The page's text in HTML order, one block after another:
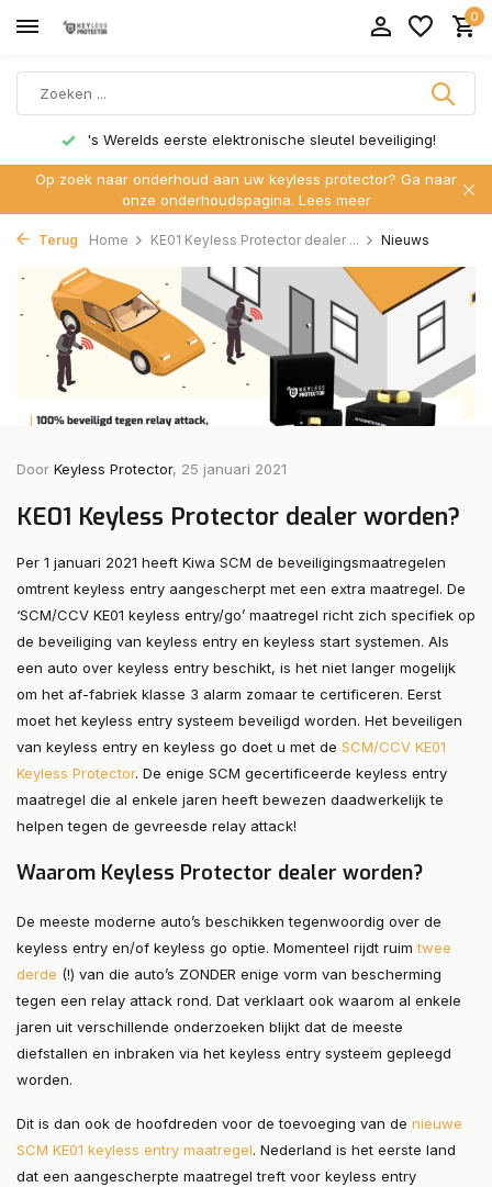
0
's Werelds eerste elektronische sleutel beveiliging!
Op zoek naar onderhoud aan uw keyless protector? Ga naar
onze onderhoudspagina. Lees meer
Terug Home KE01 Keyless Protector dealer ... Nieuws
Door Keyless Protector, 25 januari 2021
KE01 Keyless Protector dealer worden?
Per 1 januari 2021 heeft Kiwa SCM de beveiligingsmaatregelen
omtrent keyless entry aangescherpt met een extra maatregel. De
‘SCM/CCV KE01 keyless entry/go’ maatregel richt zich specifiek op
de beveiliging van keyless entry en keyless start systemen. Als
een auto over keyless entry beschikt, is het niet langer mogelijk
om het af-fabriek klasse 3 alarm zomaar te certificeren. Eerst
moet het keyless entry systeem beveiligd worden. Het beveiligen
van keyless entry en keyless go doet u met de SCM/CCV KE01
Keyless Protector. De enige SCM gecertificeerde keyless entry
maatregel die al enkele jaren heeft bewezen daadwerkelijk te
helpen tegen de gevreesde relay attack!
Waarom Keyless Protector dealer worden?
De meeste moderne auto’s beschikken tegenwoordig over de
keyless entry en/of keyless go optie. Momenteel rijdt ruimtwee
derde (!) van die auto’s ZONDER enige vorm van bescherming
tegen een relay attack rond. Dat verklaart ook waarom al enkele
jaren uit verschillende onderzoeken blijkt dat de meeste
diefstallen en inbraken via het keyless entry systeem gepleegd
worden.
Dit is dan ook de hoofdreden voor de toevoeging van de nieuwe
SCM KE01 keyless entry maatregel. Nederland is het eerste land
dat een aangescherpte maatregel treft voor keyless entry